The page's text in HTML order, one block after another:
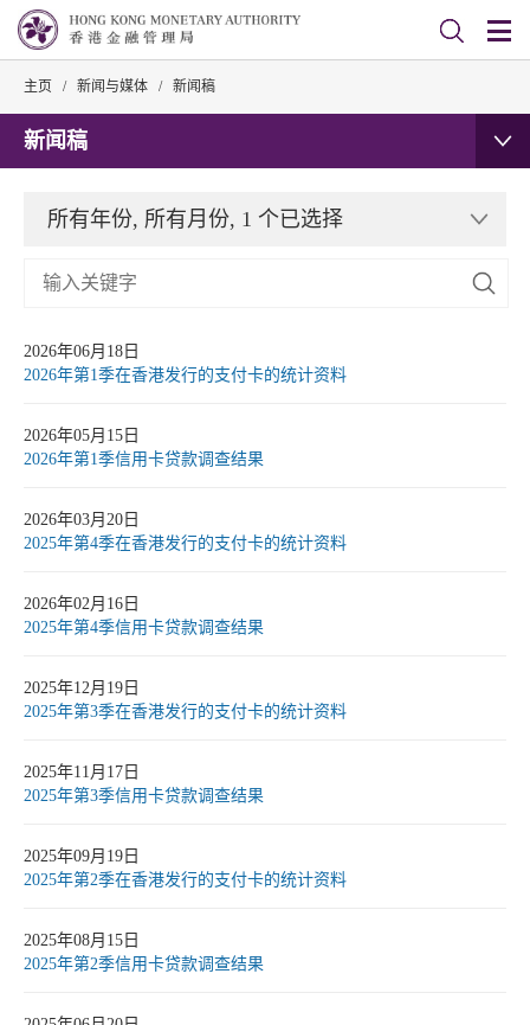
主页 / 新闻与媒体 / 新闻稿
新闻稿
所有年份, 所有月份, 1 个已选择
2026年06月18日
2026年第1季在香港发行的支付卡的统计资料
2026年05月15日
2026年第1季信用卡贷款调查结果
2026年03月20日
2025年第4季在香港发行的支付卡的统计资料
2026年02月16日
2025年第4季信用卡贷款调查结果
2025年12月19日
2025年第3季在香港发行的支付卡的统计资料
2025年11月17日
2025年第3季信用卡贷款调查结果
2025年09月19日
2025年第2季在香港发行的支付卡的统计资料
2025年08月15日
2025年第2季信用卡贷款调查结果